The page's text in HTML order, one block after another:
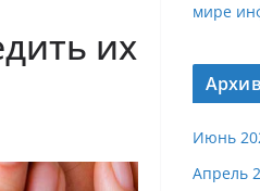
их
мире
Июнь
Апрель